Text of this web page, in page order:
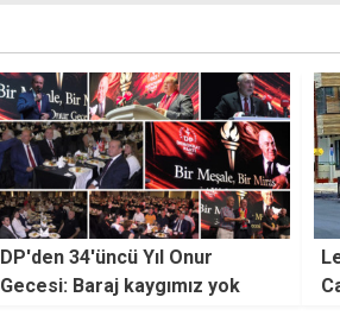
Lefkoşa'da Demirel
Caddesi'nde iki günlük asfalt